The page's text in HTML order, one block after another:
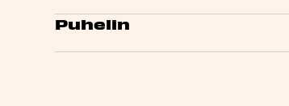
Puhelin